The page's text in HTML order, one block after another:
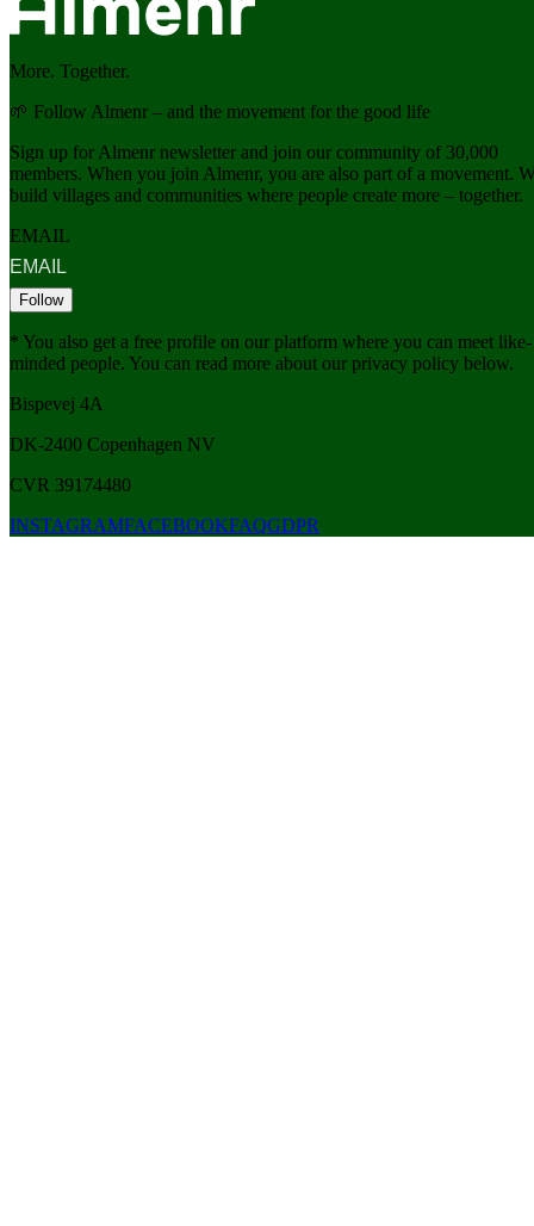
More. Together.
🌱 Follow Almenr – and the movement for the good life
Sign up for Almenr newsletter and join our community of 30,000
members. When you join Almenr, you are also part of a movement.
build villages and communities where people create more – together.
EMAIL
Follow
* You also get a free profile on our platform where you can meet like-
minded people. You can read more about our privacy policy below.
Bispevej 4A
DK-2400 Copenhagen NV
CVR 39174480
INSTAGRAMFACEBOOKFAQGDPR